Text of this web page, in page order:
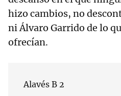
hizo cambios, no
ni Álvaro Garrido de lo
ofrecían.
Alavés B 2